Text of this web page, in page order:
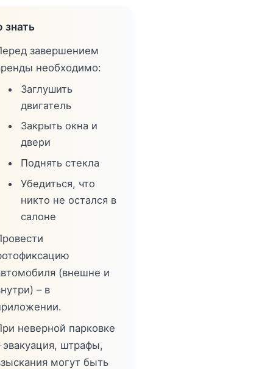
знать
завершением
необходимо:
Заглушить
двигатель
Закрыть окна и
двери
Поднять стекла
Убедиться, что
никто не остался в
салоне
(внешне и
– в
неверной парковке
эвакуация, штрафы,
могут быть